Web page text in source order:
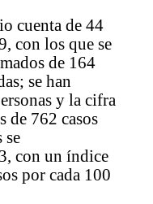
cuenta de 44
con los que se
de 164
se han
y la cifra
de 762 casos
se
con un índice
por cada 100